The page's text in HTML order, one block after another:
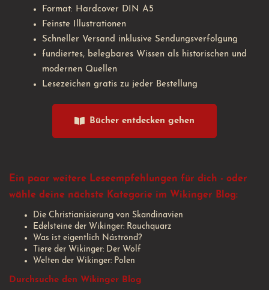
Format: Hardcover DIN A5
Feinste Illustrationen
Schneller Versand inklusive Sendungsverfolgung
fundiertes, belegbares Wissen als historischen und
modernen Quellen
Lesezeichen gratis zu jeder Bestellung
Bücher entdecken gehen
Ein paar weitere Leseempfehlungen für dich - oder
wähle deine nächste Kategorie im Wikinger Blog:
Die Christianisierung von Skandinavien
Edelsteine der Wikinger: Rauchquarz
Was ist eigentlich Náströnd?
Tiere der Wikinger: Der Wolf
Welten der Wikinger: Polen
Durchsuche den Wikinger Blog